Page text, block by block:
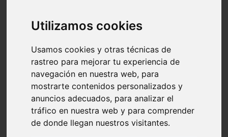
Utilizamos cookies
Usamos cookies y otras técnicas de
rastreo para mejorar tu experiencia de
navegación en nuestra web, para
mostrarte contenidos personalizados y
anuncios adecuados, para analizar el
tráfico en nuestra web y para comprender
de donde llegan nuestros visitantes.
tag
venezuela
vocabulario de cocina
Madrid - pozuelo-de-alarcón
Teruel - sarrión
Cádiz - algodonales
Illes-balears - inca
Madrid - madrid
Málaga - torremolinos
Asturias - oviedo
Cádiz - el-puerto-de-santa-maría